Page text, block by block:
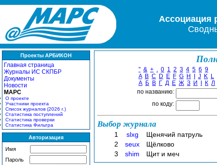
Ассоциация
Проекты АРБИКОН
Главная страница
Журналы ИС СКПБР
Документы
Новости
МАРС
О проекте
Участники проекта
Список журналов (2026 г.)
Статистика поступлений
Статистика проверки
Статистика Фильтра
Авторизация
Имя
Пароль
" & + . 0 1 2 3 4 5 6 9
A B C D E F G H J K L
А Б В Г Д Е Ж З И К Л
по названию:
по коду:
Выбор журнала
1 slxg
Щенячий патруль
2
seux
Щёлково
3
shim Щит и меч